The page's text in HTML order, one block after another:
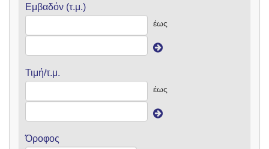
Εμβαδόν (τ.μ.)
έως
Τιμή/τ.μ.
έως
Όροφος